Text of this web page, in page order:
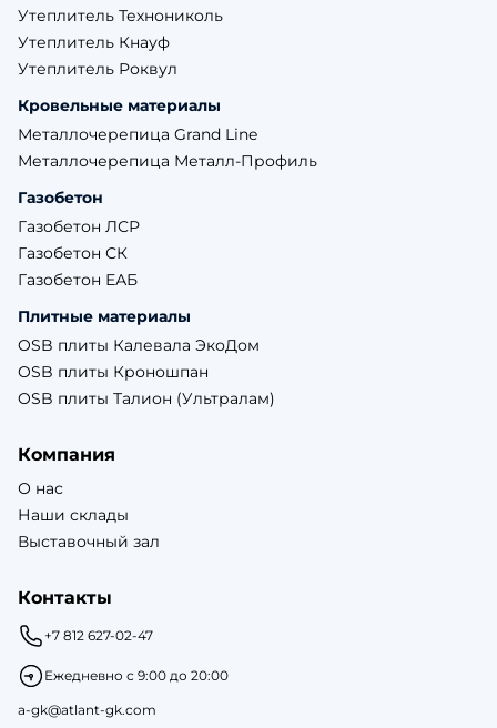
Утеплитель Технониколь
Утеплитель Кнауф
Утеплитель Роквул
Кровельные материалы
Металлочерепица Grand Line
Металлочерепица Металл-Профиль
Газобетон
Газобетон ЛСР
Газобетон СК
Газобетон ЕАБ
Плитные материалы
OSB плиты Калевала ЭкоДом
OSB плиты Кроношпан
OSB плиты Талион (Ультралам)
Компания
О нас
Наши склады
Выставочный зал
Контакты
+7 812 627-02-47
Ежедневно с 9:00 до 20:00
a-gk@atlant-gk.com